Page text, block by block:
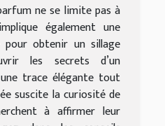
ne se limite pas à
également une
pour obtenir un sillage
les secrets d’un
trace élégante tout
suscite la curiosité de
à affirmer leur